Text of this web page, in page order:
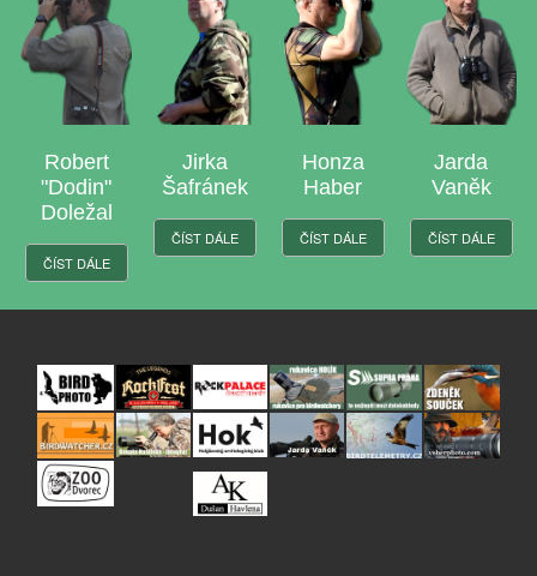
Robert
"Dodin"
Doležal
ČÍST DÁLE
Jirka
Šafránek
ČÍST DÁLE
Honza
Haber
ČÍST DÁLE
Jarda
Vaněk
ČÍST DÁLE